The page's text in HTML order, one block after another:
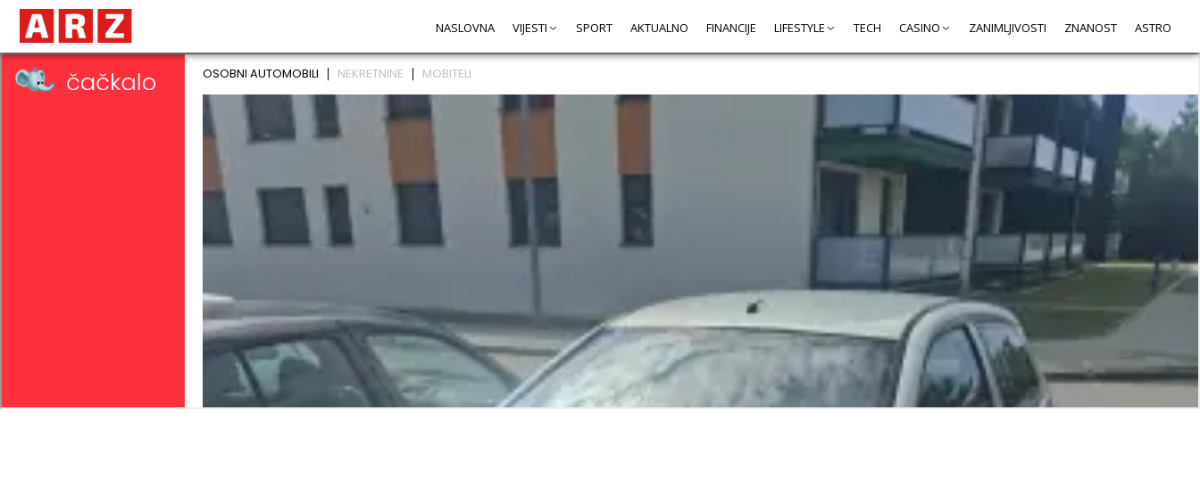
NASLOVNA VIJESTI SPORT AKTUALNO FINANCIJE LIFESTYLE TECH CASINO ZANIMLJIVOSTI ZNANOST ASTRO